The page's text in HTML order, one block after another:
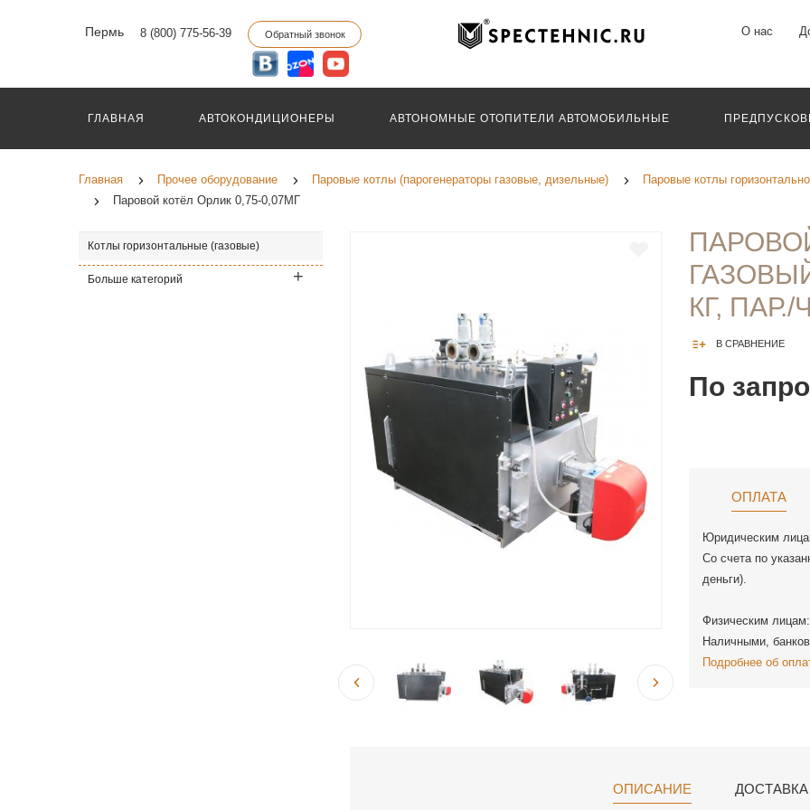
Пермь 8 (800) 775-56-39 Обратный звонок О нас
ГЛАВНАЯ АВТОКОНДИЦИОНЕРЫ АВТОНОМНЫЕ ОТОПИТЕЛИ АВТОМОБИЛЬНЫЕ
Главная Прочее оборудование Паровые котлы (парогенераторы газовые, дизельные)
Паровые котлы
Паровой котёл Орлик 0,75-0,07МГ
Котлы горизонтальные (газовые)
Больше категорий
КГ, ПАР./
В СРАВНЕНИЕ
По
ОПЛАТА
Юридическим
Со счета по
деньги).
Физическим лицам:
Наличными,
Подробнее об
ОПИСАНИЕ